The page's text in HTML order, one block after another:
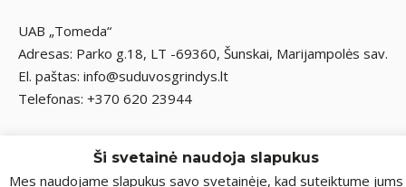
UAB „Tomeda“
Adresas: Parko g.18, LT -69360, Šunskai, Marijampolės sav.
El. paštas: info@suduvosgrindys.lt
Telefonas: +370 620 23944
Ši svetainė naudoja slapukus
Mes naudojame slapukus savo svetainėje, kad suteiktume jums